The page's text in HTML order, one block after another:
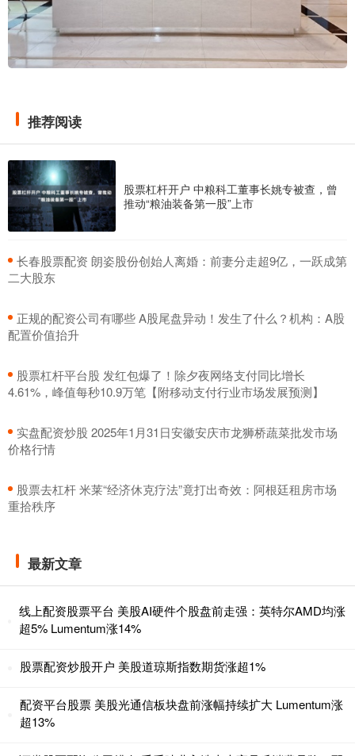
推荐阅读
股票杠杆开户 中粮科工董事长姚专被查，曾
推动“粮油装备第一股”上市
​长春股票配资 朗姿股份创始人离婚：前妻分走超9亿，一跃成第
二大股东
​正规的配资公司有哪些 A股尾盘异动！发生了什么？机构：A股
配置价值抬升
​股票杠杆平台股 发红包爆了！除夕夜网络支付同比增长
4.61%，峰值每秒10.9万笔【附移动支付行业市场发展预测】
​实盘配资炒股 2025年1月31日安徽安庆市龙狮桥蔬菜批发市场
价格行情
​股票去杠杆 米莱“经济休克疗法”竟打出奇效：阿根廷租房市场
重拾秩序
最新文章
线上配资股票平台 美股AI硬件个股盘前走强：英特尔AMD均涨
超5% Lumentum涨14%
股票配资炒股开户 美股道琼斯指数期货涨超1%
配资平台股票 美股光通信板块盘前涨幅持续扩大 Lumentum涨
超13%